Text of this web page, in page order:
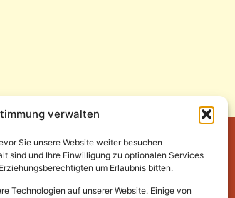
verwalten
Sie unsere Website weiter besuchen
sind und Ihre Einwilligung zu optionalen Services
um Erlaubnis bitten.
Technologien auf unserer Website. Einige von